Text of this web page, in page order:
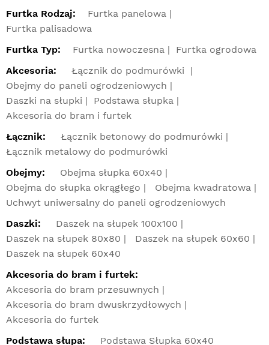
Furtka Rodzaj:
Furtka panelowa
Furtka palisadowa
Furtka Typ:
Furtka nowoczesna
Furtka ogrodowa
Akcesoria:
Łącznik do podmurówki
Obejmy do paneli ogrodzeniowych
Daszki na słupki
Podstawa słupka
Akcesoria do bram i furtek
Łącznik:
Łącznik betonowy do podmurówki
Łącznik metalowy do podmurówki
Obejmy:
Obejma słupka 60x40
Obejma do słupka okrągłego
Obejma kwadratowa
Uchwyt uniwersalny do paneli ogrodzeniowych
Daszki:
Daszek na słupek 100x100
Daszek na słupek 80x80
Daszek na słupek 60x60
Daszek na słupek 60x40
Akcesoria do bram i furtek:
Akcesoria do bram przesuwnych
Akcesoria do bram dwuskrzydłowych
Akcesoria do furtek
Podstawa słupa:
Podstawa Słupka 60x40